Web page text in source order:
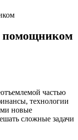
помощником
частью
технологии
новые
сложные задачи